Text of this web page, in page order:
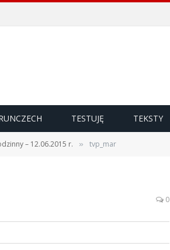
TESTUJĘ TEKSTY
– 12.06.2015 r. » tvp_mar
0